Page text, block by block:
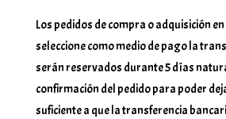
Los pedidos de compra o adquisición
seleccione como medio de pago la
serán reservados durante 5 días
confirmación del pedido para poder
suficiente a que la transferencia